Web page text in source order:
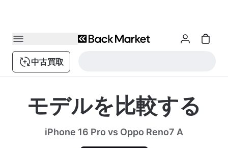
中古買取
モデルを比較する
iPhone 16 Pro vs Oppo Reno7 A